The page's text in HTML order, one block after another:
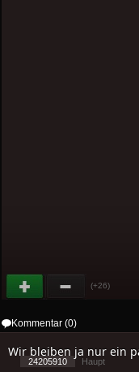
(+26)
Kommentar (0)
Wir bleiben ja nur ein
24205910 Haupt